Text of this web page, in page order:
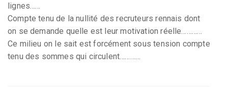
lignes……
Compte tenu de la nullité des recruteurs rennais dont
on se demande quelle est leur motivation réelle…………
Ce milieu on le sait est forcément sous tension compte
tenu des sommes qui circulent…………